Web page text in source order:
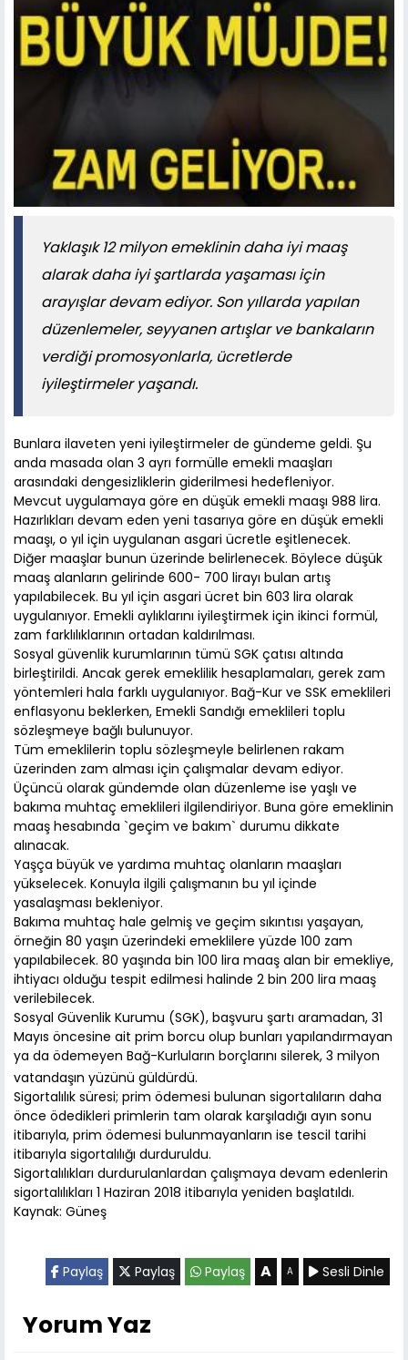
Yaklaşık 12 milyon emeklinin daha iyi maaş
alarak daha iyi şartlarda yaşaması için
arayışlar devam ediyor. Son yıllarda yapılan
düzenlemeler, seyyanen artışlar ve bankaların
verdiği promosyonlarla, ücretlerde
iyileştirmeler yaşandı.
Bunlara ilaveten yeni iyileştirmeler de gündeme geldi. Şu
anda masada olan 3 ayrı formülle emekli maaşları
arasındaki dengesizliklerin giderilmesi hedefleniyor.
Mevcut uygulamaya göre en düşük emekli maaşı 988 lira.
Hazırlıkları devam eden yeni tasarıya göre en düşük emekli
maaşı, o yıl için uygulanan asgari ücretle eşitlenecek.
Diğer maaşlar bunun üzerinde belirlenecek. Böylece düşük
maaş alanların gelirinde 600- 700 lirayı bulan artış
yapılabilecek. Bu yıl için asgari ücret bin 603 lira olarak
uygulanıyor. Emekli aylıklarını iyileştirmek için ikinci formül,
zam farklılıklarının ortadan kaldırılması.
Sosyal güvenlik kurumlarının tümü SGK çatısı altında
birleştirildi. Ancak gerek emeklilik hesaplamaları, gerek zam
yöntemleri hala farklı uygulanıyor. Bağ-Kur ve SSK emeklileri
enflasyonu beklerken, Emekli Sandığı emeklileri toplu
sözleşmeye bağlı bulunuyor.
Tüm emeklilerin toplu sözleşmeyle belirlenen rakam
üzerinden zam alması için çalışmalar devam ediyor.
Üçüncü olarak gündemde olan düzenleme ise yaşlı ve
bakıma muhtaç emeklileri ilgilendiriyor. Buna göre emeklinin
maaş hesabında `geçim ve bakım` durumu dikkate
alınacak.
Yaşça büyük ve yardıma muhtaç olanların maaşları
yükselecek. Konuyla ilgili çalışmanın bu yıl içinde
yasalaşması bekleniyor.
Bakıma muhtaç hale gelmiş ve geçim sıkıntısı yaşayan,
örneğin 80 yaşın üzerindeki emeklilere yüzde 100 zam
yapılabilecek. 80 yaşında bin 100 lira maaş alan bir emekliye,
ihtiyacı olduğu tespit edilmesi halinde 2 bin 200 lira maaş
verilebilecek.
Sosyal Güvenlik Kurumu (SGK), başvuru şartı aramadan, 31
Mayıs öncesine ait prim borcu olup bunları yapılandırmayan
ya da ödemeyen Bağ-Kurluların borçlarını silerek, 3 milyon
vatandaşın yüzünü güldürdü.
Sigortalılık süresi; prim ödemesi bulunan sigortalıların daha
önce ödedikleri primlerin tam olarak karşıladığı ayın sonu
itibarıyla, prim ödemesi bulunmayanların ise tescil tarihi
itibarıyla sigortalılığı durduruldu.
Sigortalılıkları durdurulanlardan çalışmaya devam edenlerin
sigortalılıkları 1 Haziran 2018 itibarıyla yeniden başlatıldı.
Kaynak: Güneş
Paylaş Paylaş Paylaş A A Sesli Dinle
Yorum Yaz